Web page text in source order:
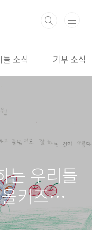
소식 기부 소식
는 우리들
키즈스
시화집 서